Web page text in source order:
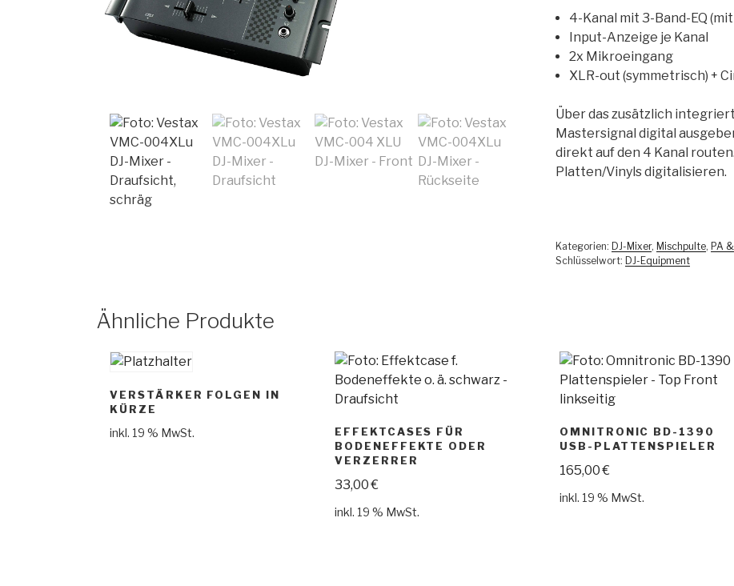
4-Kanal mit 3-Band-EQ
Input-Anzeige je Kanal
2x Mikroeingang
XLR-out (symmetrisch) +
Über das zusätzlich
Mastersignal digital
direkt auf den 4 Kanal
Platten/Vinyls digitalisieren.
Kategorien: DJ-Mixer, Mischpulte, PA
Schlüsselwort: DJ-Equipment
Ähnliche Produkte
VERSTÄRKER FOLGEN IN
KÜRZE
inkl. 19 % MwSt.
EFFEKTCASES FÜR
BODENEFFEKTE ODER
VERZERRER
33,00€
inkl. 19 % MwSt.
OMNITRONIC BD-1390
USB-PLATTENSPIELER
165,00€
inkl. 19 % MwSt.